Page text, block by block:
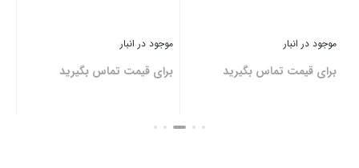
موجود در انبار
برای قیمت تماس بگیرید
موجود در انبار
برای قیمت تماس بگیرید
بستن